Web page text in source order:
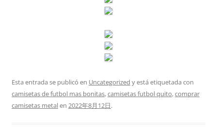
Esta entrada se publicó en Uncategorized y está etiquetada con
camisetas de futbol mas bonitas,camisetas futbol quito,comprar
camisetas metalen 2022年8月12日.